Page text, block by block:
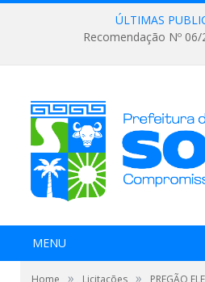
ÚLTIMAS
Recomendação Nº 06/
MENU
Home » Licitações »
PREGÃO